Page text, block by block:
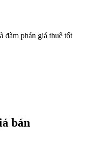
đàm phán giá thuê tốt
bán